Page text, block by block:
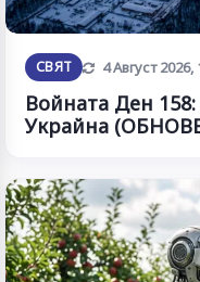
СВЯТ Обновена
4 Август 2026,
Войната Ден
Украйна